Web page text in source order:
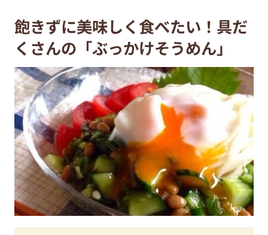
飽きずに美味しく食べたい！具だ
くさんの「ぶっかけそうめん」